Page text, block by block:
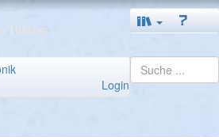
Login